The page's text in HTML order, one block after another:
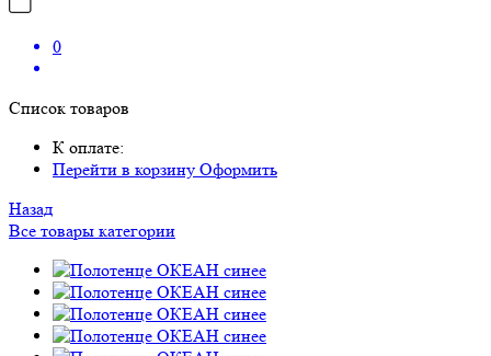
0
Список товаров
К оплате:
Перейти в корзину Оформить
Назад
Все товары категории